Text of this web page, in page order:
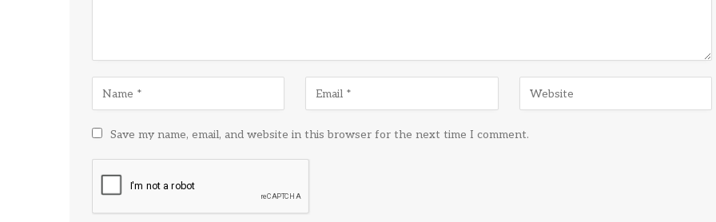
Save my name, email, and website in this browser for the next time I comment.